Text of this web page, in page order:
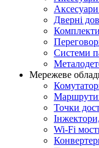
Дверні
Системи
Мережеве
Точки
Wi-Fi